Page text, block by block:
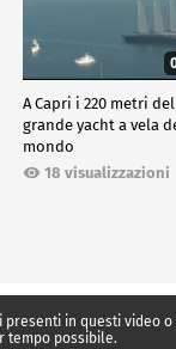
A Capri i 220 metri
grande yacht a vela
mondo
18 visualizzazioni
in questi
tempo possibile.